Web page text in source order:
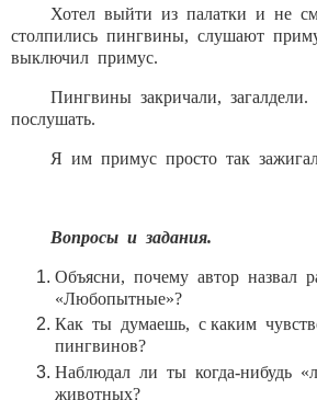
Хотел выйти из палатки и не
столпились пингвины, слушают
выключил примус.
Пингвины закричали, загалдели.
послушать.
Я им примус просто так зажигал
Вопросы и задания.
Объясни, почему автор назвал
«Любопытные»?
Как ты думаешь, с каким
пингвинов?
Наблюдал ли ты когда-нибудь
животных?